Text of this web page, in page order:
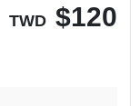
TWD $120